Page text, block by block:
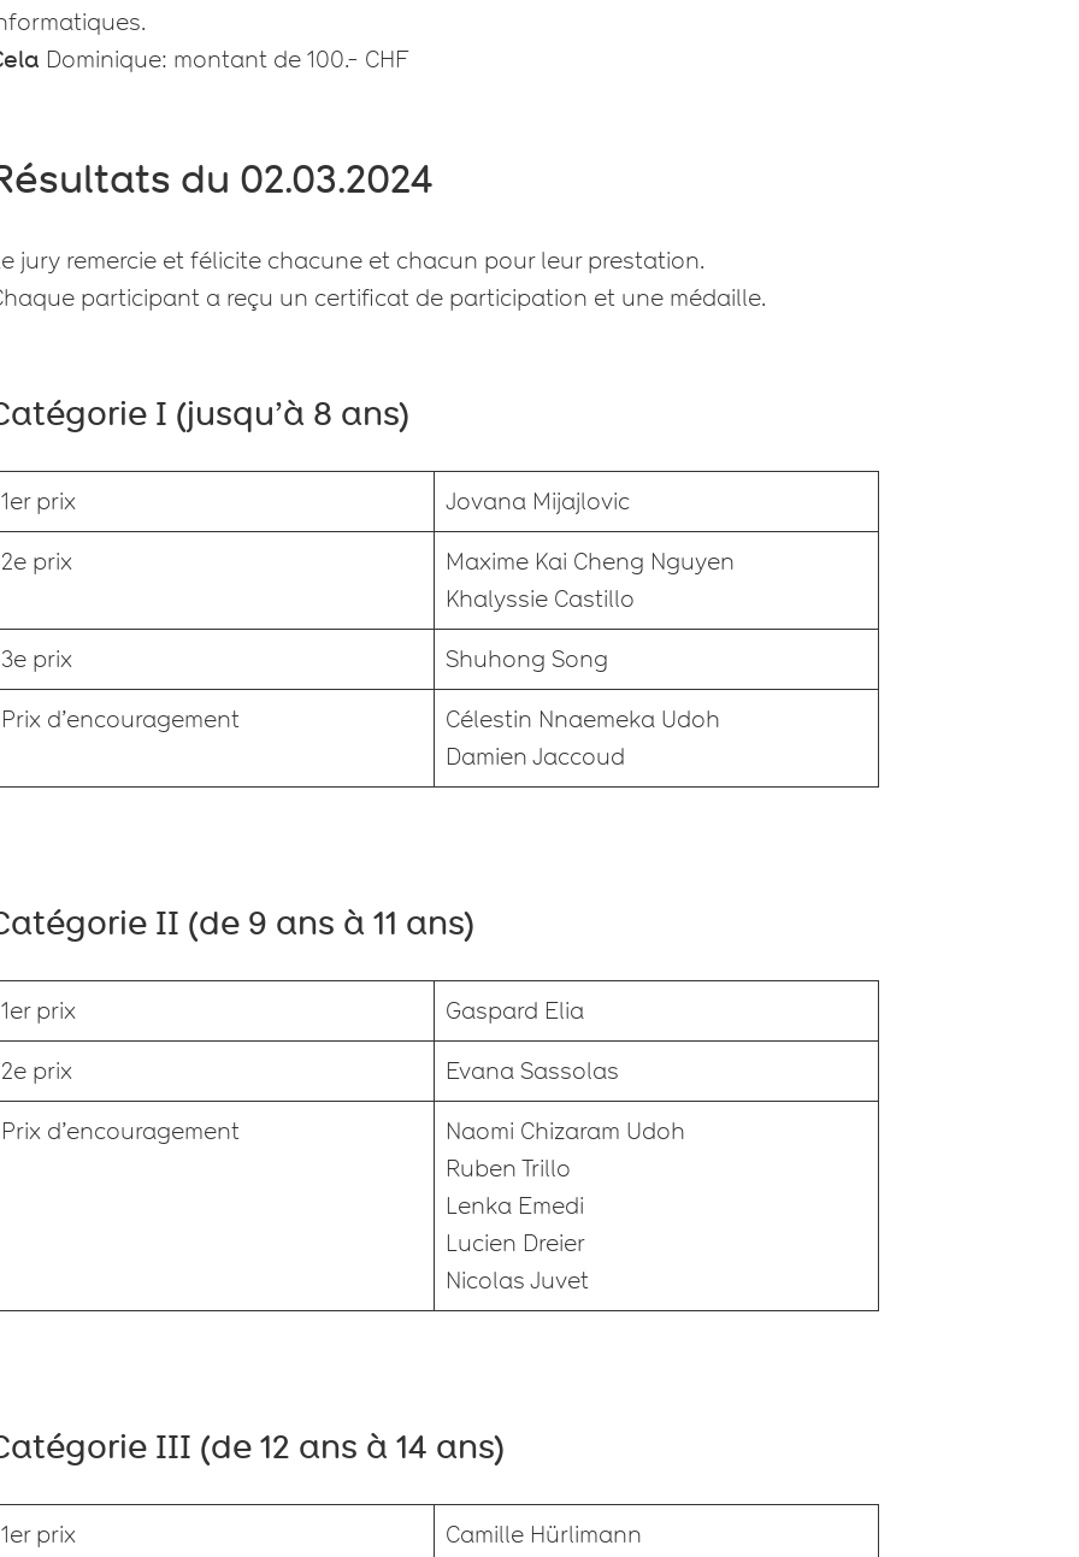
Dominique: montant de 100.- CHF
du 02.03.2024
jury remercie et félicite chacune et chacun pour leur prestation.
participant a reçu un certificat de participation et une médaille.
I (jusqu’à 8 ans)
1er prix Jovana Mijajlovic
2e prix
Maxime Kai Cheng Nguyen
Khalyssie Castillo
3e prix Shuhong Song
Prix d’encouragement
Célestin Nnaemeka Udoh
Damien Jaccoud
II (de 9 ans à 11 ans)
1er prix Gaspard Elia
2e prix Evana Sassolas
Prix d’encouragement
Naomi Chizaram Udoh
Ruben Trillo
Lenka Emedi
Lucien Dreier
Nicolas Juvet
III (de 12 ans à 14 ans)
1er prix
Camille Hürlimann